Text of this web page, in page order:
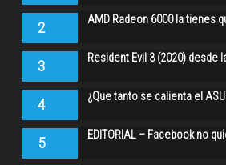
2 AMD Radeon 6000 la tienes
3 Resident Evil 3 (2020) desde
4 ¿Que tanto se calienta el
5 EDITORIAL – Facebook no